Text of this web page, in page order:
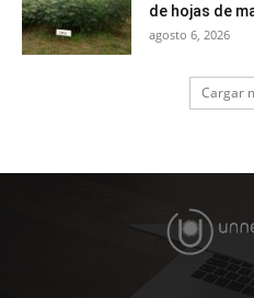
de hojas de
agosto 6, 2026
Cargar